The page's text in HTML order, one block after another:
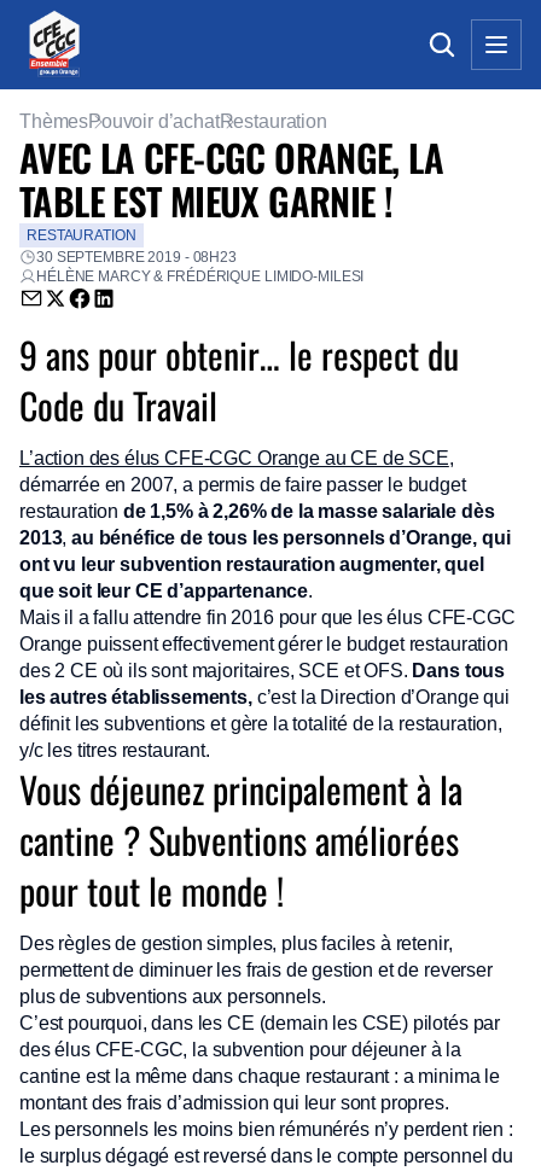
ThèmesPouvoir d’achatRestauration
AVEC LA CFE-CGC ORANGE, LA
TABLE EST MIEUX GARNIE !
RESTAURATION
30 SEPTEMBRE 2019 - 08H23
HÉLÈNE MARCY & FRÉDÉRIQUE LIMIDO-MILESI
Envoyer par email (nouvelle fenêtre)
Partager sur Twitter (nouvelle fenêtre)
Partager sur Facebook (nouvelle fenêtre)
Partager sur LinkedIn (nouvelle fenêtre)
9 ans pour obtenir… le respect du
Code du Travail
L’action des élus CFE-CGC Orange au CE de SCE,
démarrée en 2007, a permis de faire passer le budget
restauration de 1,5% à 2,26% de la masse salariale dès
2013,au bénéfice de tous les personnels d’Orange, qui
ont vu leur subvention restauration augmenter, quel
que soit leur CE d’appartenance.
Mais il a fallu attendre fin 2016 pour que les élus CFE-CGC
Orange puissent effectivement gérer le budget restauration
des 2 CE où ils sont majoritaires, SCE et OFS. Dans tous
les autres établissements,c’est la Direction d’Orange qui
définit les subventions et gère la totalité de la restauration,
y/c les titres restaurant.
Vous déjeunez principalement à la
cantine ? Subventions améliorées
pour tout le monde !
Des règles de gestion simples, plus faciles à retenir,
permettent de diminuer les frais de gestion et de reverser
plus de subventions aux personnels.
C’est pourquoi, dans les CE (demain les CSE) pilotés par
des élus CFE-CGC, la subvention pour déjeuner à la
cantine est la même dans chaque restaurant : a minima le
montant des frais d’admission qui leur sont propres.
Les personnels les moins bien rémunérés n’y perdent rien :
le surplus dégagé est reversé dans le compte personnel du